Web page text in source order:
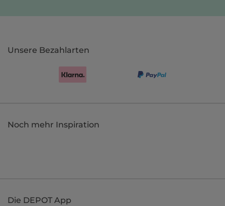
Unsere Bezahlarten
Noch mehr Inspiration
Die DEPOT App